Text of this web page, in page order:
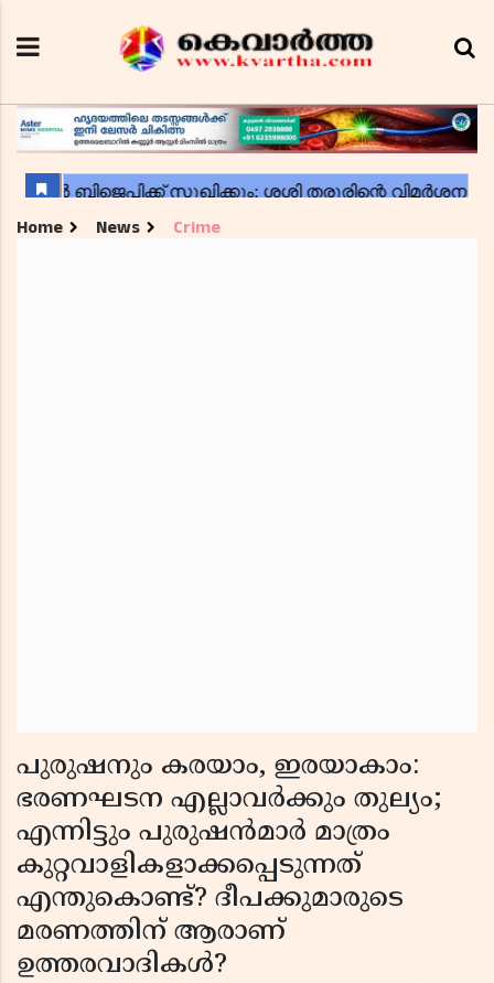
Home News Crime
പുരുഷനും കരയാം, ഇരയാകാം:
ഭരണഘടന എല്ലാവർക്കും തുല്യം;
എന്നിട്ടും പുരുഷൻമാർ മാത്രം
കുറ്റവാളികളാക്കപ്പെടുന്നത്
എന്തുകൊണ്ട്? ദീപക്കുമാരുടെ
മരണത്തിന് ആരാണ്
ഉത്തരവാദികൾ?